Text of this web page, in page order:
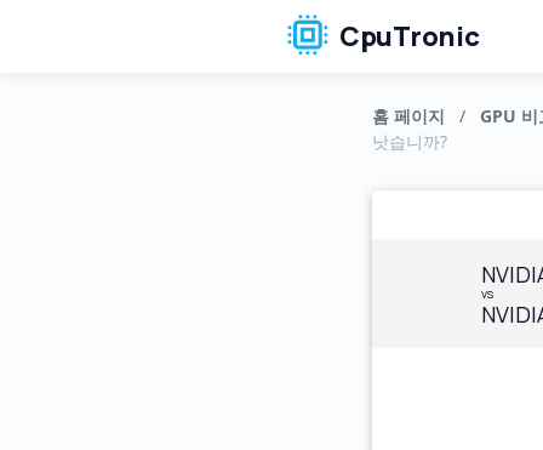
CpuTronic
홈 페이지 /
GPU 비
낫습니까?
vs